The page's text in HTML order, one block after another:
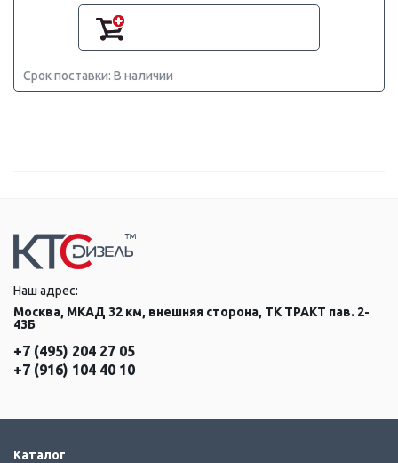
Срок поставки: В наличии
Наш адрес:
Москва, МКАД 32 км, внешняя сторона, ТК ТРАКТ пав. 2-
43Б
+7 (495) 204 27 05
+7 (916) 104 40 10
Каталог